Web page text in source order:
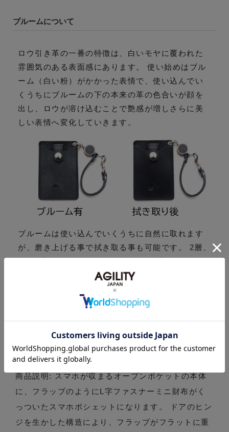
ブルームについて
ロウ引き革の一番の特徴は、白いモヤに覆われた
雰囲気のある表面感にあります。 使い始めはブル
ーム（白い粉）がかかった表情で、使い込んでい
くうちにブルームの下の本来の革の色合いが顔を
出し、ロウが溶け込むことで艶感が増しさらに美
しい表情へ変化していきます。
ブルームは使い込んでいくうちに自然に取れます
が、磨き上げる事で拭き取る事も可能です。 2層、
製品名: 『フリップポシェット』(全3色)L字ミニ財
布が合体した「めくる」スマホポシェット(0201)
商品説明: スマホが収まるオープンポケットの本体
に、フラップのようにL字ファスナーミニ財布がく
っついたスマホポシェットになります。 ドアのヒン
ジを生かした構造により、フラップがフラットに重